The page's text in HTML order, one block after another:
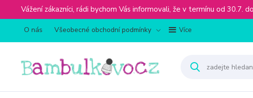
Vážení zákazníci, rádi bychom Vás informovali, že v termínu od
O nás Všeobecné obchodní podmínky Více